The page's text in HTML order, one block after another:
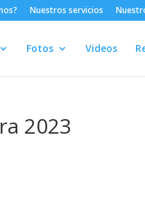
Nuestros servicios
Fotos Videos
2023